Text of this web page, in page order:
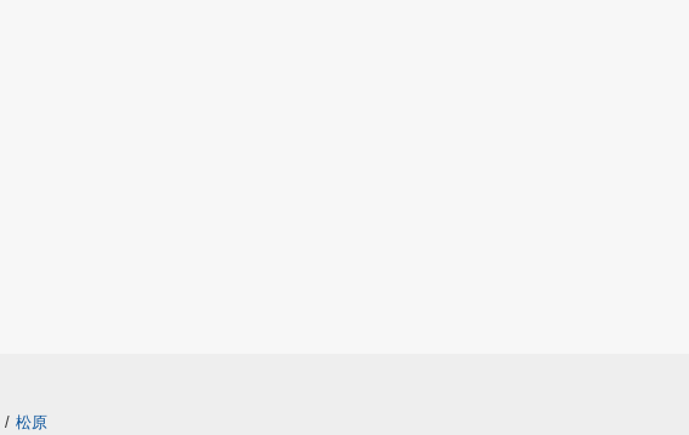
/ 松原